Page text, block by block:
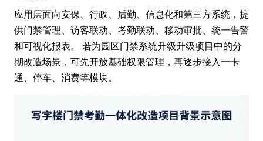
应用层面向安保、行政、后勤、信息化和第三方系统，提
供门禁管理、访客联动、考勤联动、移动审批、统一告警
和可视化报表。 若为园区门禁系统升级升级项目中的分
期改造场景，可先开放基础权限管理，再逐步接入一卡
通、停车、消费等模块。